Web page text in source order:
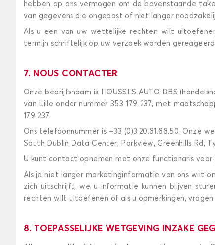
hebben op ons vermogen om de bovenstaande
van gegevens die ongepast of niet langer
Als u een van uw wettelijke rechten wilt
termijn schriftelijk op uw verzoek worden
7. NOUS CONTACTER
Onze bedrijfsnaam is HOUSSES AUTO DBS
van Lille onder nummer 353 179 237, met
179 237.
Ons telefoonnummer is +33 (0)3.20.81.88.50. Onze
South Dublin Data Center; Parkview, Greenhills Rd,
U kunt contact opnemen met onze functionaris
Als je niet langer marketinginformatie van ons wilt
zich uitschrijft, we u informatie kunnen blijven
rechten wilt uitoefenen of als u opmerkingen,
8. TOEPASSELIJKE WETGEVING INZAKE